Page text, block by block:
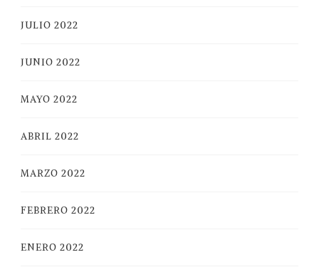
JULIO 2022
JUNIO 2022
MAYO 2022
ABRIL 2022
MARZO 2022
FEBRERO 2022
ENERO 2022